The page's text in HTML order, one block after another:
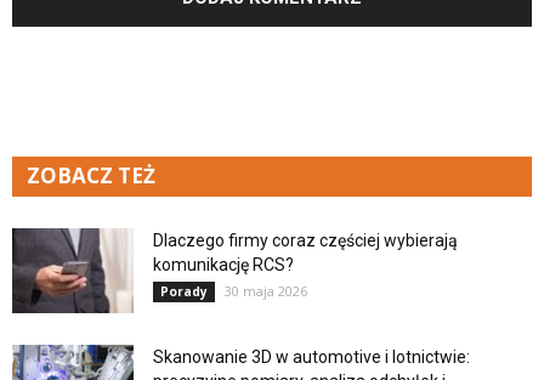
ZOBACZ TEŻ
Dlaczego firmy coraz częściej wybierają
komunikację RCS?
Porady 30 maja 2026
Skanowanie 3D w automotive i lotnictwie: